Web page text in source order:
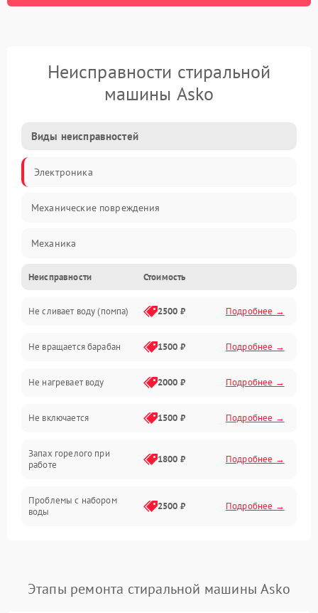
Неисправности стиральной
машины Asko
Виды неисправностей
Электроника
Механические повреждения
Механика
Электропитание
Водоснабжение
Слив
Программное обеспечение
Неисправности Стоимость
Не сливает воду (помпа) 2500 ₽ Подробнее →
Не вращается барабан 1500 ₽ Подробнее →
Не нагревает воду 2000 ₽ Подробнее →
Не включается 1500 ₽ Подробнее →
Запах горелого при
работе
1800 ₽ Подробнее →
Проблемы с набором
воды
2500 ₽ Подробнее →
Замена платы управления Подробнее →
Этапы ремонта стиральной машины Asko